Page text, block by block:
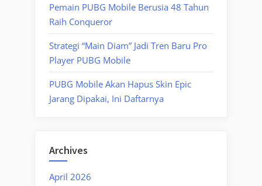
Pemain PUBG Mobile Berusia 48 Tahun
Raih Conqueror
Strategi “Main Diam” Jadi Tren Baru Pro
Player PUBG Mobile
PUBG Mobile Akan Hapus Skin Epic
Jarang Dipakai, Ini Daftarnya
Archives
April 2026